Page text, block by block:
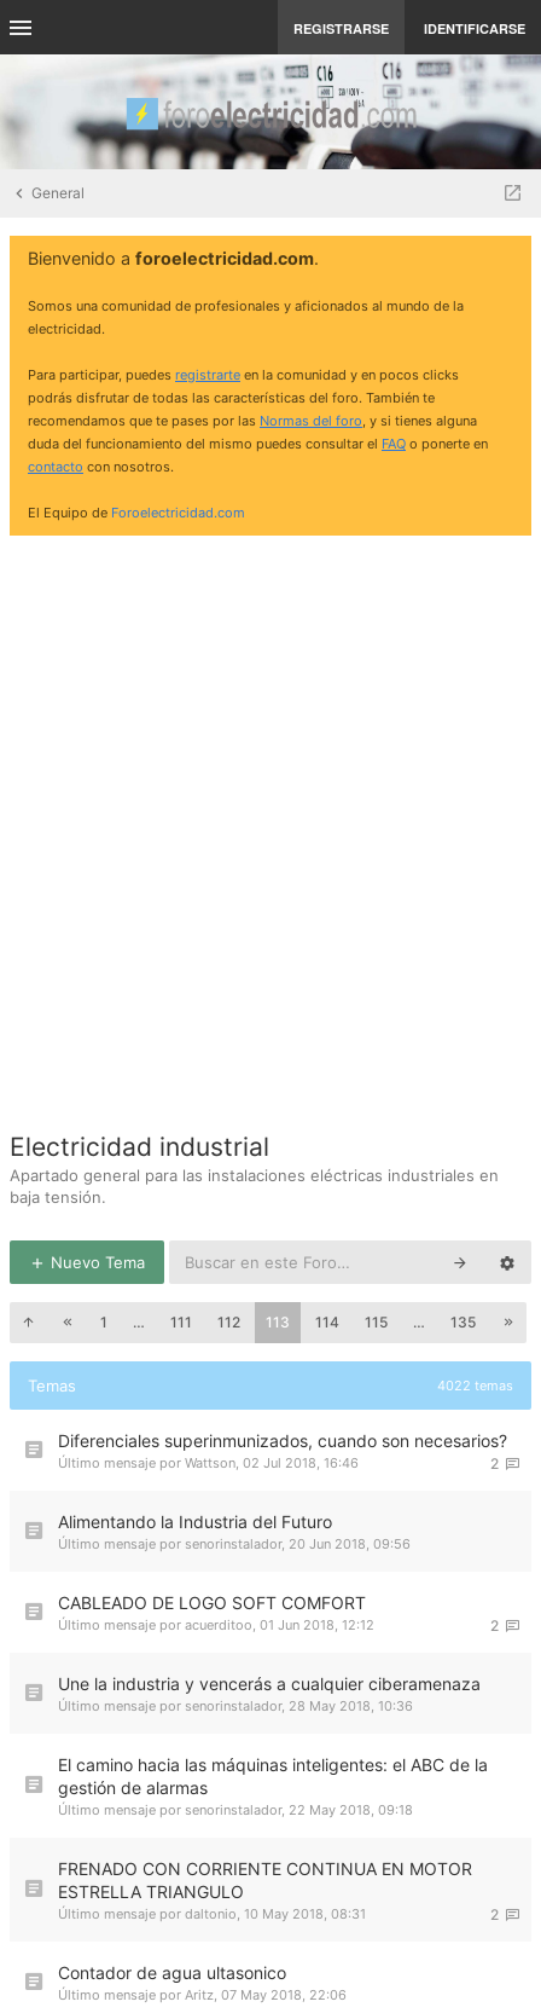
REGISTRARSE IDENTIFICARSE
General
Bienvenido a foroelectricidad.com.
Somos una comunidad de profesionales y aficionados al mundo de la
electricidad.
Para participar, puedes registrarte en la comunidad y en pocos clicks
podrás disfrutar de todas las características del foro. También te
recomendamos que te pases por las Normas del foro, y si tienes alguna
duda del funcionamiento del mismo puedes consultar el FAQ o ponerte en
contacto con nosotros.
El Equipo de Foroelectricidad.com
Electricidad industrial
Apartado general para las instalaciones eléctricas industriales en
baja tensión.
Nuevo Tema
1 … 111 112 113 114 115 … 135
Temas 4022 temas
Diferenciales superinmunizados, cuando son necesarios?
2
Último mensaje por Wattson, 02 Jul 2018, 16:46
Alimentando la Industria del Futuro
Último mensaje por senorinstalador, 20 Jun 2018, 09:56
CABLEADO DE LOGO SOFT COMFORT
2
Último mensaje por acuerditoo, 01 Jun 2018, 12:12
Une la industria y vencerás a cualquier ciberamenaza
Último mensaje por senorinstalador, 28 May 2018, 10:36
El camino hacia las máquinas inteligentes: el ABC de la
gestión de alarmas
Último mensaje por senorinstalador, 22 May 2018, 09:18
FRENADO CON CORRIENTE CONTINUA EN MOTOR
ESTRELLA TRIANGULO
2
Último mensaje por daltonio, 10 May 2018, 08:31
Contador de agua ultasonico
Último mensaje por Aritz, 07 May 2018, 22:06